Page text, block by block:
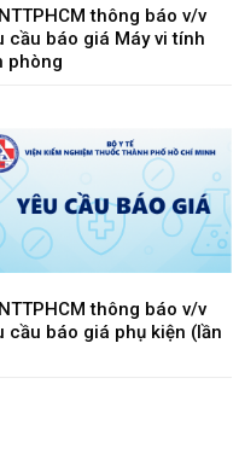
thông báo v/v
cầu báo giá Máy vi tính
phòng
thông báo v/v
cầu báo giá phụ kiện (lần